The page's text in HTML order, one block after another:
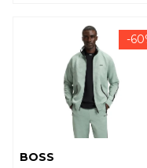
-
BOSS